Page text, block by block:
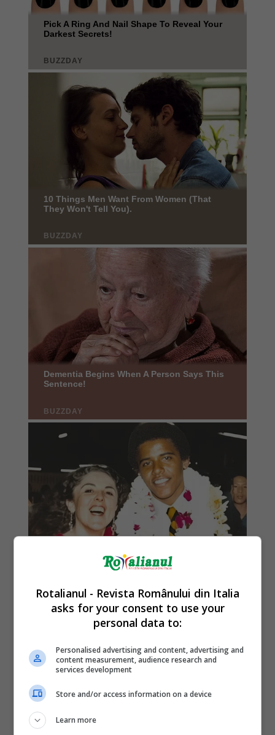
Rotalianul - Revista Românului din Italia
asks for your consent to use your
personal data to:
Personalised advertising and content, advertising and
content measurement, audience research and
services development
Store and/or access information on a device
Learn more